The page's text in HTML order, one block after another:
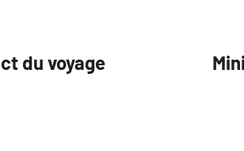
du voyage